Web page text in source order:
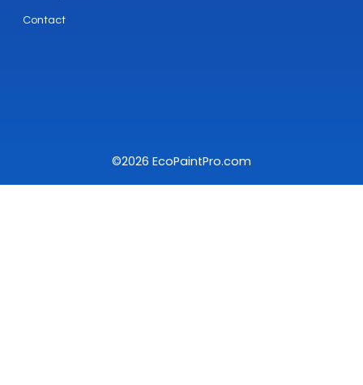
Contact
©2026 EcoPaintPro.com